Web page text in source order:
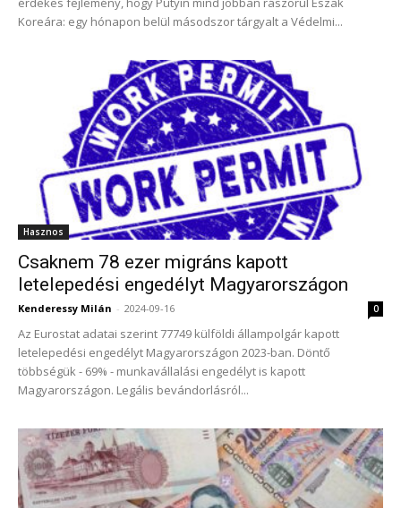
Koreára: egy hónapon belül másodszor tárgyalt a Védelmi...
Hasznos
Csaknem 78 ezer migráns kapott
letelepedési engedélyt Magyarországon
Kenderessy Milán - 2024-09-16 0
Az Eurostat adatai szerint 77749 külföldi állampolgár kapott
letelepedési engedélyt Magyarországon 2023-ban. Döntő
többségük - 69% - munkavállalási engedélyt is kapott
Magyarországon. Legális bevándorlásról...